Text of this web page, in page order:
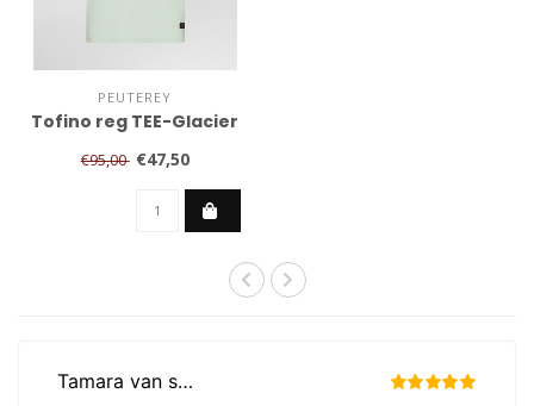
PEUTEREY
Tofino reg TEE-Glacier
€95,00 €47,50